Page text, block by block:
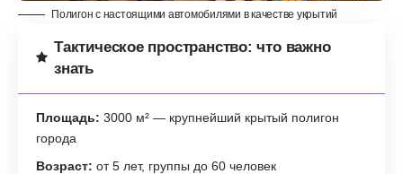
Полигон с настоящими автомобилями в качестве укрытий
Тактическое пространство: что важно
знать
Площадь: 3000 м² — крупнейший крытый полигон
города
Возраст: от 5 лет, группы до 60 человек